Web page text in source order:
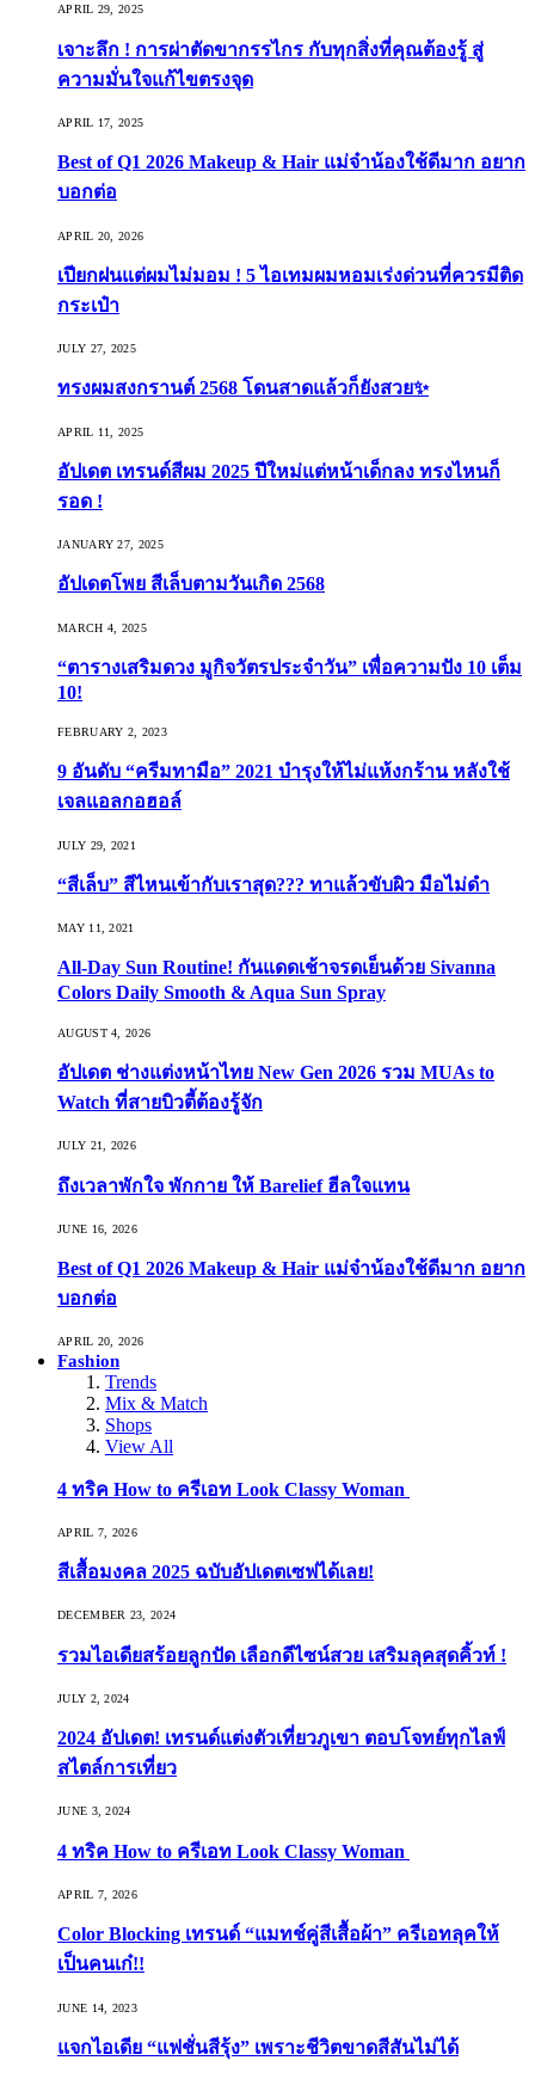
APRIL 29, 2025
เจาะลึก ! การผ่าตัดขากรรไกร กับทุกสิ่งที่คุณต้องรู้ สู่
ความมั่นใจแก้ไขตรงจุด
APRIL 17, 2025
Best of Q1 2026 Makeup & Hair แม่จ๋าน้องใช้ดีมาก อยาก
บอกต่อ
APRIL 20, 2026
เปียกฝนแต่ผมไม่มอม ! 5 ไอเทมผมหอมเร่งด่วนที่ควรมีติด
กระเป๋า
JULY 27, 2025
ทรงผมสงกรานต์ 2568 โดนสาดแล้วก็ยังสวย✨
APRIL 11, 2025
อัปเดต เทรนด์สีผม 2025 ปีใหม่แต่หน้าเด็กลง ทรงไหนก็
รอด !
JANUARY 27, 2025
อัปเดตโพย สีเล็บตามวันเกิด 2568
MARCH 4, 2025
“ตารางเสริมดวง มูกิจวัตรประจำวัน” เพื่อความปัง 10 เต็ม
10!
FEBRUARY 2, 2023
9 อันดับ “ครีมทามือ” 2021 บำรุงให้ไม่แห้งกร้าน หลังใช้
เจลแอลกอฮอล์
JULY 29, 2021
“สีเล็บ” สีไหนเข้ากับเราสุด??? ทาแล้วขับผิว มือไม่ดำ
MAY 11, 2021
All-Day Sun Routine! กันแดดเช้าจรดเย็นด้วย Sivanna
Colors Daily Smooth & Aqua Sun Spray
AUGUST 4, 2026
อัปเดต ช่างแต่งหน้าไทย New Gen 2026 รวม MUAs to
Watch ที่สายบิวตี้ต้องรู้จัก
JULY 21, 2026
ถึงเวลาพักใจ พักกาย ให้ Barelief ฮีลใจแทน
JUNE 16, 2026
Best of Q1 2026 Makeup & Hair แม่จ๋าน้องใช้ดีมาก อยาก
บอกต่อ
APRIL 20, 2026
Fashion
Trends
Mix & Match
Shops
View All
4 ทริค How to ครีเอท Look Classy Woman
APRIL 7, 2026
สีเสื้อมงคล 2025 ฉบับอัปเดตเซฟได้เลย!
DECEMBER 23, 2024
รวมไอเดียสร้อยลูกปัด เลือกดีไซน์สวย เสริมลุคสุดคิ้วท์ !
JULY 2, 2024
2024 อัปเดต! เทรนด์แต่งตัวเที่ยวภูเขา ตอบโจทย์ทุกไลฟ์
สไตล์การเที่ยว
JUNE 3, 2024
4 ทริค How to ครีเอท Look Classy Woman
APRIL 7, 2026
Color Blocking เทรนด์ “แมทช์คู่สีเสื้อผ้า” ครีเอทลุคให้
เป็นคนเก๋!!
JUNE 14, 2023
แจกไอเดีย “แฟชั่นสีรุ้ง” เพราะชีวิตขาดสีสันไม่ได้